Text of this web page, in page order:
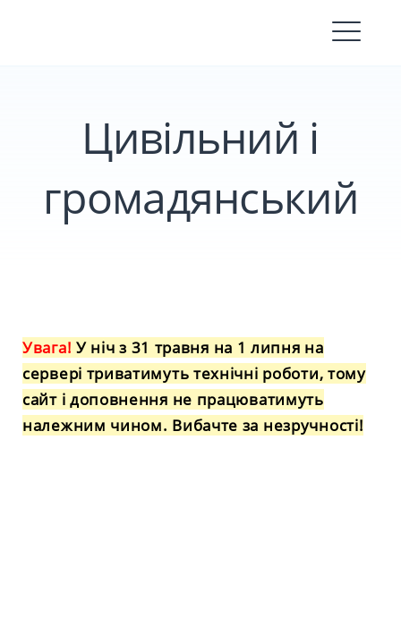
Цивільний і
громадянський
Увага! У ніч з 31 травня на 1 липня на
сервері триватимуть технічні роботи, тому
сайт і доповнення не працюватимуть
належним чином. Вибачте за незручності!